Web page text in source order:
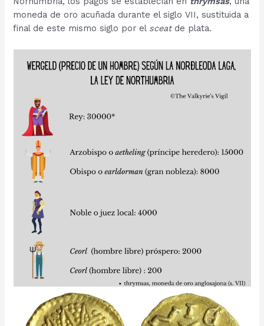
moneda de oro acuñada durante el siglo VII, sustituida a
final de este mismo siglo por el sceatde plata.